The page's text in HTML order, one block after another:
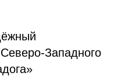
Западного